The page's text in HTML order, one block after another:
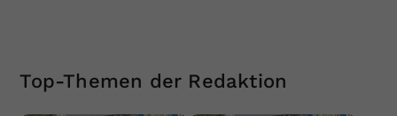
Top-Themen der Redaktion